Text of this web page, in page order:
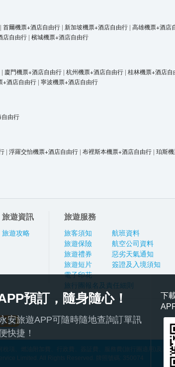
首爾機票+酒店自由行 | 新加坡機票+酒店自由行 | 高雄機票+酒店
店自由行 | 檳城機票+酒店自由行
| 廈門機票+酒店自由行 | 杭州機票+酒店自由行 | 桂林機票+酒店自
+酒店自由行 | 寧波機票+酒店自由行
自由行
| 浮羅交怡機票+酒店自由行 | 布裡斯本機票+酒店自由行 | 珀斯
旅遊資訊
旅遊攻略
旅遊服務
旅客須知
旅遊保險
旅遊禮券
旅遊短片
電子印花
航班資料
航空公司資料
惡劣天氣通知
簽證及入境須知
旅行團報名及責任細則
項、燃油附加費、行政費、簽証費、服務費(旅行團適用)及其
預訂，隨身隨心！
安旅遊APP可隨時隨地查詢訂單訊
快捷！
下